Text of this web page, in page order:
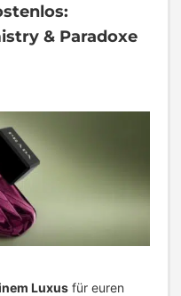
& Paradoxe
Luxus für euren